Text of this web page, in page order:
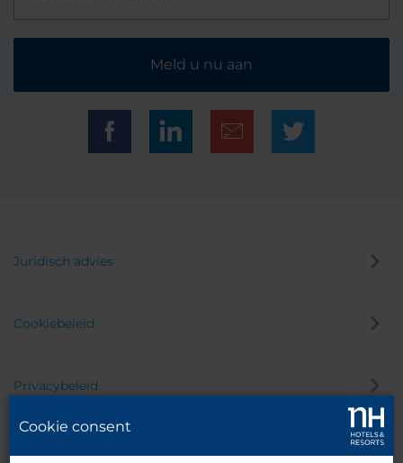
Meld u nu aan
Juridisch advies
Cookiebeleid
Privacybeleid
Cookie consent